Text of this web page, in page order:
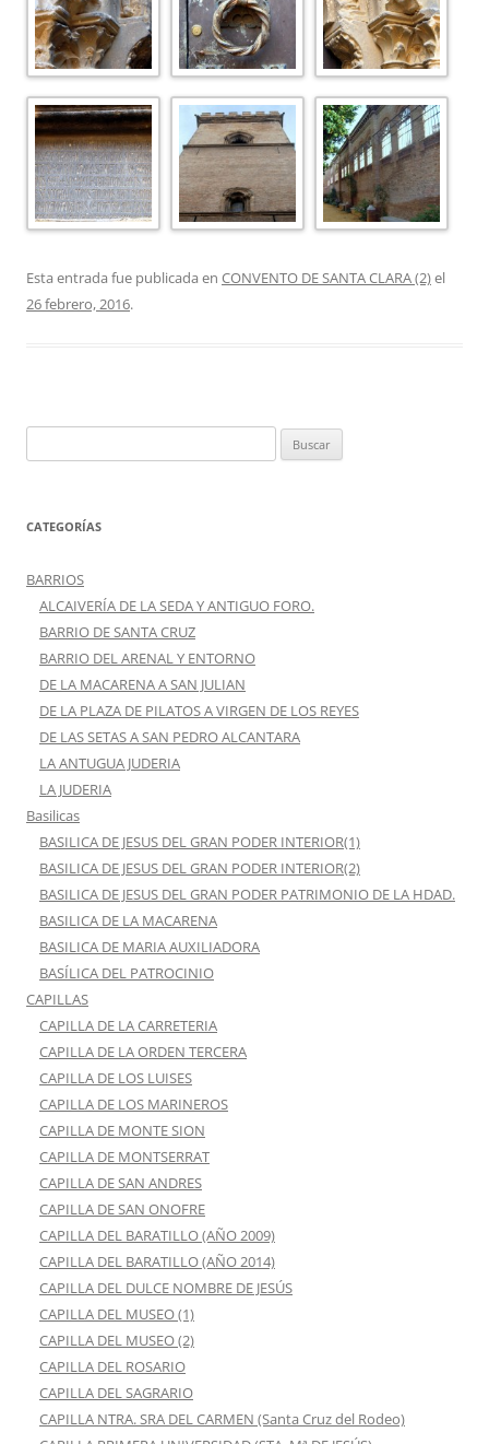
Esta entrada fue publicada en CONVENTO DE SANTA CLARA (2)el
26 febrero, 2016.
CATEGORÍAS
BARRIOS
ALCAIVERÍA DE LA SEDA Y ANTIGUO FORO.
BARRIO DE SANTA CRUZ
BARRIO DEL ARENAL Y ENTORNO
DE LA MACARENA A SAN JULIAN
DE LA PLAZA DE PILATOS A VIRGEN DE LOS REYES
DE LAS SETAS A SAN PEDRO ALCANTARA
LA ANTUGUA JUDERIA
LA JUDERIA
Basilicas
BASILICA DE JESUS DEL GRAN PODER INTERIOR(1)
BASILICA DE JESUS DEL GRAN PODER INTERIOR(2)
BASILICA DE JESUS DEL GRAN PODER PATRIMONIO DE LA HDAD.
BASILICA DE LA MACARENA
BASILICA DE MARIA AUXILIADORA
BASÍLICA DEL PATROCINIO
CAPILLAS
CAPILLA DE LA CARRETERIA
CAPILLA DE LA ORDEN TERCERA
CAPILLA DE LOS LUISES
CAPILLA DE LOS MARINEROS
CAPILLA DE MONTE SION
CAPILLA DE MONTSERRAT
CAPILLA DE SAN ANDRES
CAPILLA DE SAN ONOFRE
CAPILLA DEL BARATILLO (AÑO 2009)
CAPILLA DEL BARATILLO (AÑO 2014)
CAPILLA DEL DULCE NOMBRE DE JESÚS
CAPILLA DEL MUSEO (1)
CAPILLA DEL MUSEO (2)
CAPILLA DEL ROSARIO
CAPILLA DEL SAGRARIO
CAPILLA NTRA. SRA DEL CARMEN (Santa Cruz del Rodeo)